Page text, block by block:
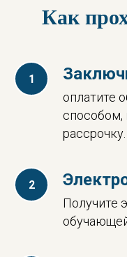
Как
оплатите
способом,
рассрочку.
Получите